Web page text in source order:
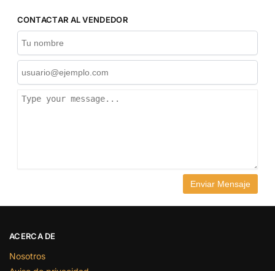
CONTACTAR AL VENDEDOR
ACERCA DE
Nosotros